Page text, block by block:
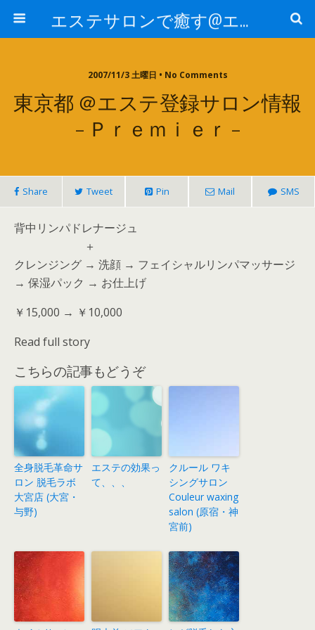
エステサロンで癒す@エステ～全国エステ情報
2007/11/3 土曜日 • No Comments
東京都 ＠エステ登録サロン情報
– Ｐｒｅｍｉｅｒ –
Share Tweet Pin Mail SMS
背中リンパドレナージュ
＋
クレンジング → 洗顔 → フェイシャルリンパマッサージ
→ 保湿パック → お仕上げ
￥15,000 → ￥10,000
Read full story
こちらの記事もどうぞ
全身脱毛革命サ
ロン 脱毛ラボ
大宮店 (大宮・
与野)
エステの効果っ
て、、、
クルール ワキ
シングサロン
Couleur waxing
salon (原宿・神
宮前)